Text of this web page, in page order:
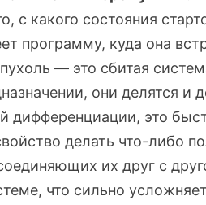
с какого состояния
программу, куда она
— это сбитая
они делятся и
дифференциации, это
делать что-либо
их друг с
что сильно